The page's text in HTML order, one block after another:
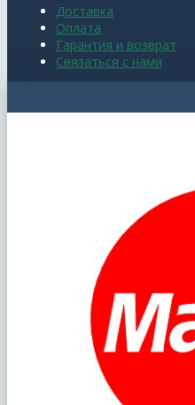
Доставка
Оплата
Гарантия и возврат
Связаться с нами